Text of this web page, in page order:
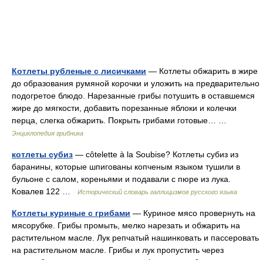
Котлеты рубленые с лисичками — Котлеты обжарить в жире
до образования румяной корочки и уложить на предварительно
подогретое блюдо. Нарезанные грибы потушить в оставшемся
жире до мягкости, добавить порезанные яблоки и колечки
перца, слегка обжарить. Покрыть грибами готовые… …
Энциклопедия грибника
котлеты субиз — côtelette à la Soubise? Котлеты субиз из
баранины, которые шпигованы копченым языком тушили в
бульоне с салом, кореньями и подавали с пюре из лука.
Ковалев 122 …
Исторический словарь галлицизмов русского языка
Котлеты куриные с грибами — Куриное мясо провернуть на
мясорубке. Грибы промыть, мелко нарезать и обжарить на
растительном масле. Лук репчатый нашинковать и пассеровать
на растительном масле. Грибы и лук пропустить через